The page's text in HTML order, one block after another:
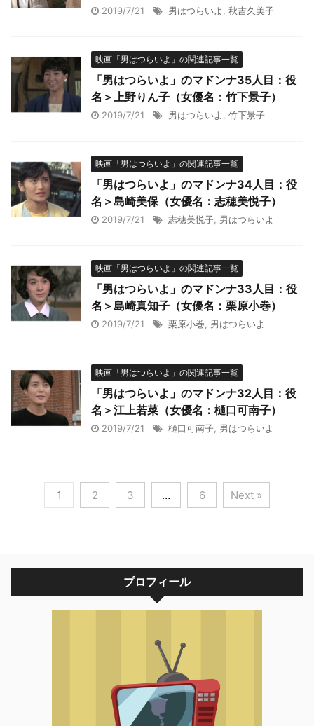
2019/7/21 男はつらいよ 秋吉久美子
映画「男はつらいよ」の関連記事一覧
「男はつらいよ」のマドンナ35人目：役
名＞上野りん子（女優名：竹下景子）
2019/7/21 男はつらいよ 竹下景子
映画「男はつらいよ」の関連記事一覧
「男はつらいよ」のマドンナ34人目：役
名＞島崎美保（女優名：志穂美悦子）
2019/7/21 志穂美悦子 男はつらいよ
映画「男はつらいよ」の関連記事一覧
「男はつらいよ」のマドンナ33人目：役
名＞島崎真知子（女優名：栗原小巻）
2019/7/21 栗原小巻 男はつらいよ
映画「男はつらいよ」の関連記事一覧
「男はつらいよ」のマドンナ32人目：役
名＞江上若菜（女優名：樋口可南子）
2019/7/21 樋口可南子 男はつらいよ
1 2 3 … 6 Next »
プロフィール